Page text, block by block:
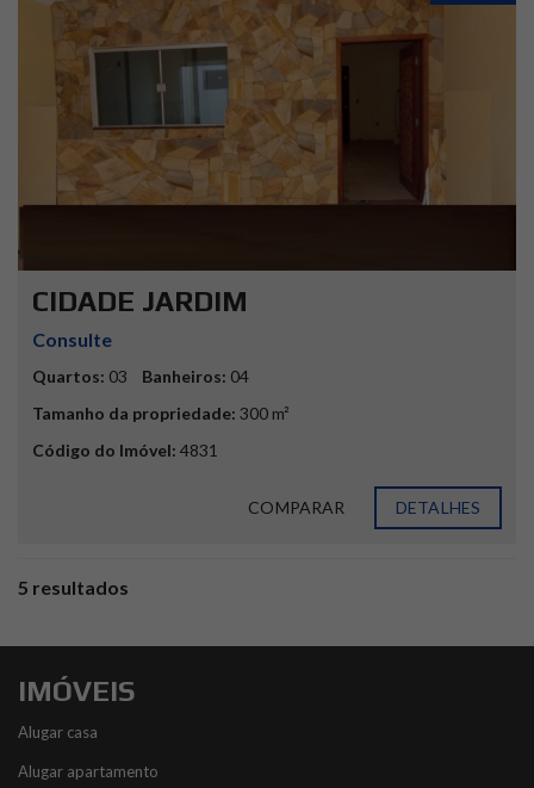
CIDADE JARDIM
Consulte
Quartos: 03 Banheiros: 04
Tamanho da propriedade: 300 m²
Código do Imóvel: 4831
COMPARAR DETALHES
5 resultados
IMÓVEIS
Alugar casa
Alugar apartamento